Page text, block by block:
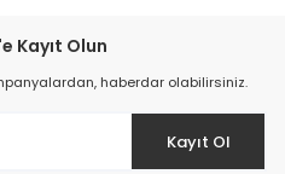
Kayıt Olun
haberdar olabilirsiniz.
Kayıt Ol